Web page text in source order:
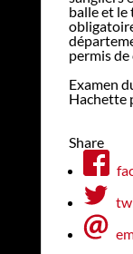
balle et le
permis de
Examen
Hachette
Share